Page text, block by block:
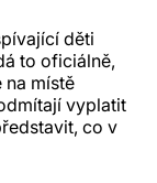
děti
to oficiálně,
na místě
vyplatit
co v